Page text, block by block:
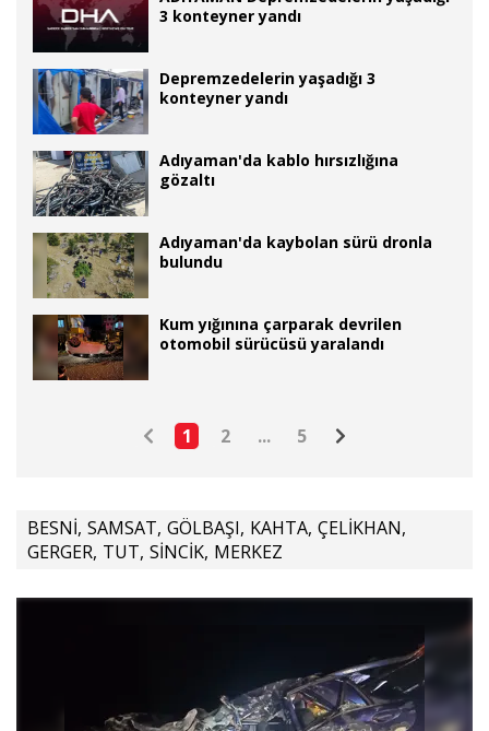
3 konteyner yandı
Depremzedelerin yaşadığı 3
konteyner yandı
Adıyaman'da kablo hırsızlığına
gözaltı
Adıyaman'da kaybolan sürü dronla
bulundu
Kum yığınına çarparak devrilen
otomobil sürücüsü yaralandı
1 2 ... 5
BESNİ, SAMSAT, GÖLBAŞI, KAHTA, ÇELİKHAN,
GERGER, TUT, SİNCİK, MERKEZ